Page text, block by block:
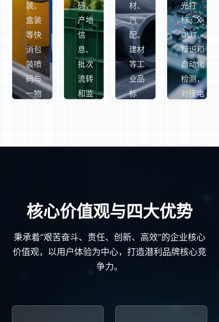
装、
盒装
等快
消包
装喷
码与
一物
率、
管理
和营
码、
产地
信
息、
批次
流转
和监
仓储
端消
费信
材、
汽
配、
建材
等工
业品
标
和长
读的
标识
光打
标、X-
OUT
标识和
自动化
检测，
对接电
核心价值观与四大优势
秉承着“艰苦奋斗、责任、创新、高效”的企业核心
价值观，以用户体验为中心，打造潜利品牌核心竞
争力。